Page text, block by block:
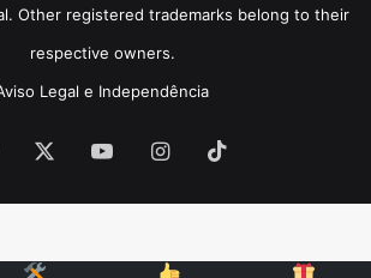
Other registered trademarks belong to their
respective owners.
Legal e Independência
YouTubeInstagram